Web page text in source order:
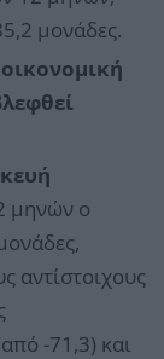
μονάδες.
μηνών ο
αντίστοιχους
-71,3) και